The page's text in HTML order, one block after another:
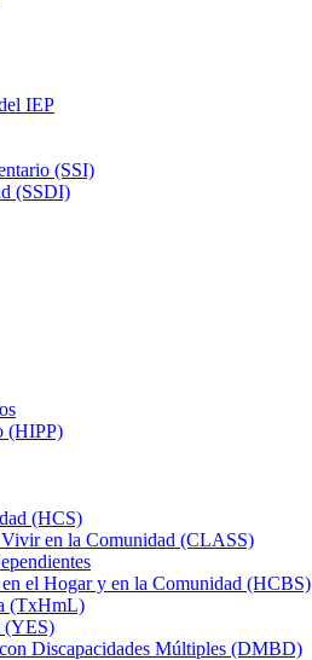
IEP
(SSI)
(SSDI)
(HIPP)
(HCS)
en la Comunidad (CLASS)
el Hogar y en la Comunidad (HCBS)
(TxHmL)
(YES)
Discapacidades Múltiples (DMBD)